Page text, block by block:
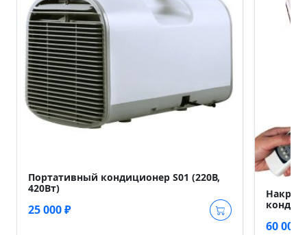
Портативный кондиционер S01 (220В,
420Вт)
25 000 ₽
60 000